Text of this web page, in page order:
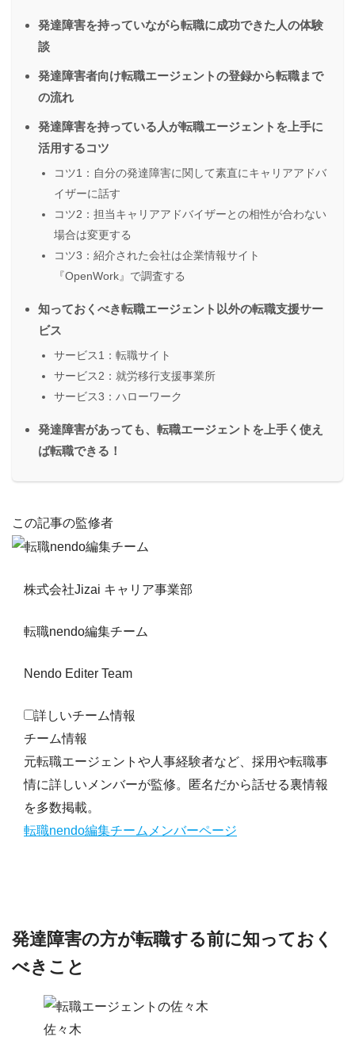
発達障害を持っていながら転職に成功できた人の体験
談
発達障害者向け転職エージェントの登録から転職まで
の流れ
発達障害を持っている人が転職エージェントを上手に
活用するコツ
コツ1：自分の発達障害に関して素直にキャリアアドバ
イザーに話す
コツ2：担当キャリアアドバイザーとの相性が合わない
場合は変更する
コツ3：紹介された会社は企業情報サイト
『OpenWork』で調査する
知っておくべき転職エージェント以外の転職支援サー
ビス
サービス1：転職サイト
サービス2：就労移行支援事業所
サービス3：ハローワーク
発達障害があっても、転職エージェントを上手く使え
ば転職できる！
この記事の監修者
株式会社Jizai キャリア事業部
転職nendo編集チーム
Nendo Editer Team
詳しいチーム情報
チーム情報
元転職エージェントや人事経験者など、採用や転職事
情に詳しいメンバーが監修。匿名だから話せる裏情報
を多数掲載。
転職nendo編集チームメンバーページ
発達障害の方が転職する前に知っておく
べきこと
佐々木